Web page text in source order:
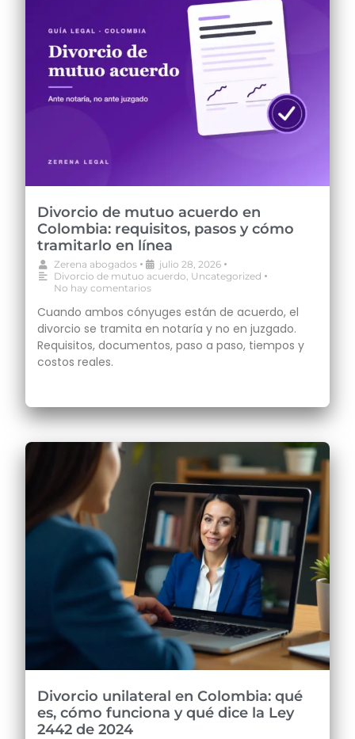
Divorcio de mutuo acuerdo en
Colombia: requisitos, pasos y cómo
tramitarlo en línea
Zerena abogados • julio 28, 2026 •
Divorcio de mutuo acuerdo Uncategorized •
No hay comentarios
Cuando ambos cónyuges están de acuerdo, el
divorcio se tramita en notaría y no en juzgado.
Requisitos, documentos, paso a paso, tiempos y
costos reales.
Divorcio unilateral en Colombia: qué
es, cómo funciona y qué dice la Ley
2442 de 2024